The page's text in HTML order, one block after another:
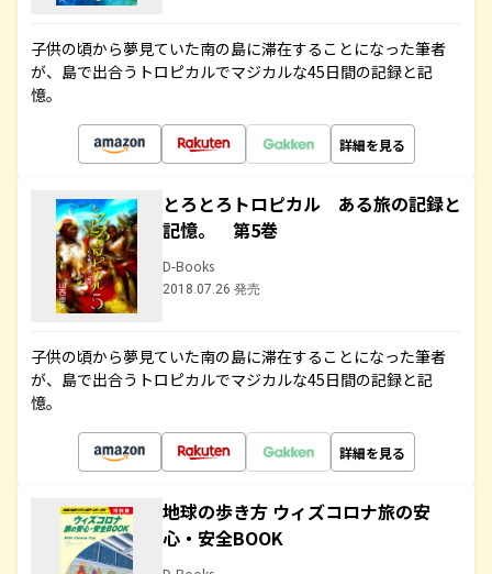
子供の頃から夢見ていた南の島に滞在することになった筆者
が、島で出合うトロピカルでマジカルな45日間の記録と記
憶。
詳細を見る
とろとろトロピカル ある旅の記録と
記憶。 第5巻
D-Books
2018.07.26 発売
子供の頃から夢見ていた南の島に滞在することになった筆者
が、島で出合うトロピカルでマジカルな45日間の記録と記
憶。
詳細を見る
地球の歩き方 ウィズコロナ旅の安
心・安全BOOK